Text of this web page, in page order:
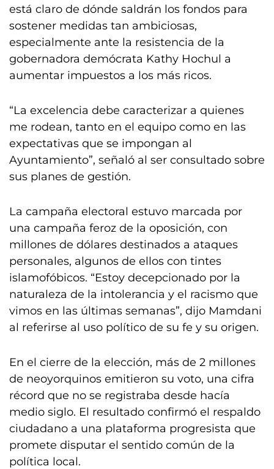
está claro de dónde saldrán los fondos para
sostener medidas tan ambiciosas,
especialmente ante la resistencia de la
gobernadora demócrata Kathy Hochul a
aumentar impuestos a los más ricos.
“La excelencia debe caracterizar a quienes
me rodean, tanto en el equipo como en las
expectativas que se impongan al
Ayuntamiento”, señaló al ser consultado sobre
sus planes de gestión.
La campaña electoral estuvo marcada por
una campaña feroz de la oposición, con
millones de dólares destinados a ataques
personales, algunos de ellos con tintes
islamofóbicos. “Estoy decepcionado por la
naturaleza de la intolerancia y el racismo que
vimos en las últimas semanas”, dijo Mamdani
al referirse al uso político de su fe y su origen.
En el cierre de la elección, más de 2 millones
de neoyorquinos emitieron su voto, una cifra
récord que no se registraba desde hacía
medio siglo. El resultado confirmó el respaldo
ciudadano a una plataforma progresista que
promete disputar el sentido común de la
política local.